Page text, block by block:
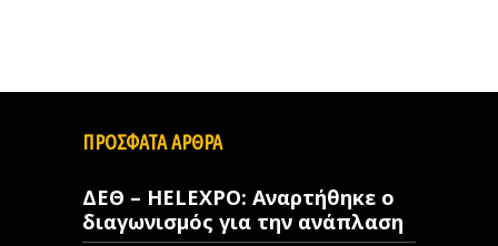
ΠΡΟΣΦΑΤΑ ΑΡΘΡΑ
ΔΕΘ – HELEXPO: Αναρτήθηκε ο
διαγωνισμός για την ανάπλαση